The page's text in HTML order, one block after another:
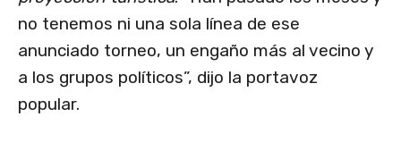
no tenemos ni una sola línea de ese
anunciado torneo, un engaño más al vecino y
a los grupos políticos”, dijo la portavoz
popular.